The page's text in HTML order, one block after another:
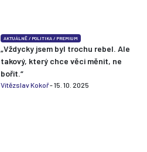
AKTUÁLNĚ /POLITIKA /PREMIUM
„Vždycky jsem byl trochu rebel. Ale
takový, který chce věci měnit, ne
bořit.“
Vítězslav Kokoř- 15. 10. 2025